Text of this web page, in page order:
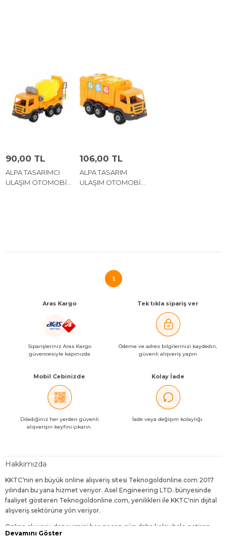
90,00 TL
ALPA TASARIMCI
ULAŞIM OTOMOBİL
106,00 TL
ALPA TASARIM
ULAŞIM OTOMOBİL
1
Aras Kargo
Siparişleriniz Aras Kargo
güvencesiyle kapınızda
Tek tıkla sipariş ver
Ödeme ve adres bilgilerinizi kaydedin,
güvenli alışveriş yapın
Mobil Cebinizde
Dilediğiniz her yerden güvenli
alışverişin keyfini çıkarın.
Kolay İade
İade veya değişim kolaylığı.
Hakkımızda
KKTC’nin en büyük online alışveriş sitesi Teknogoldonline.com 2017
yılından bu yana hizmet veriyor. Asel Engineering LTD. bünyesinde
faaliyet gösteren Teknogoldonline.com, yenilikleri ile KKTC'nin dijital
alışveriş sektörüne yön veriyor.
Online alışveriş deneyimini her geçen gün daha kolay hale getiren,
dijitalleşen dünyanın gereklerine uygun geliştirmelerle sunduğu
Devamını Göster